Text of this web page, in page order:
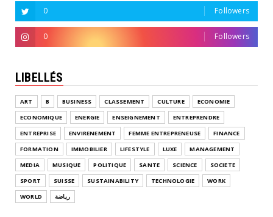
0 Followers
0 Followers
LIBELLÉS
ART B BUSINESS CLASSEMENT CULTURE
ECONOMIE
ECONOMIQUE
ENERGIE ENSEIGNEMENT
ENTREPRENDRE
ENTREPRISE
ENVIRENEMENT FEMME ENTREPRENEUSE
FINANCE
FORMATION
IMMOBILIER LIFESTYLE LUXE
MANAGEMENT
MEDIA
MUSIQUE POLITIQUE SANTE SCIENCE
SOCIETE
SPORT
SUISSE SUSTAINABILITY TECHNOLOGIE
WORK
WORLD
رياضة